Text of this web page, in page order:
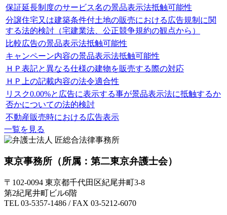
保証延長制度のサービス名の景品表示法抵触可能性
分譲住宅又は建築条件付土地の販売における広告規制に関
する法的検討（宅建業法、公正競争規約の観点から）
比較広告の景品表示法抵触可能性
キャンペーン内容の景品表示法抵触可能性
ＨＰ表記と異なる仕様の建物を販売する際の対応
ＨＰ上の記載内容の法令適合性
リスク0.00%と広告に表示する事が景品表示法に抵触するか
否かについての法的検討
不動産販売時における広告表示
一覧を見る
東京事務所 （所属：第二東京弁護士会）
〒102-0094 東京都千代田区紀尾井町3-8
第2紀尾井町ビル6階
TEL 03-5357-1486 / FAX 03-5212-6070